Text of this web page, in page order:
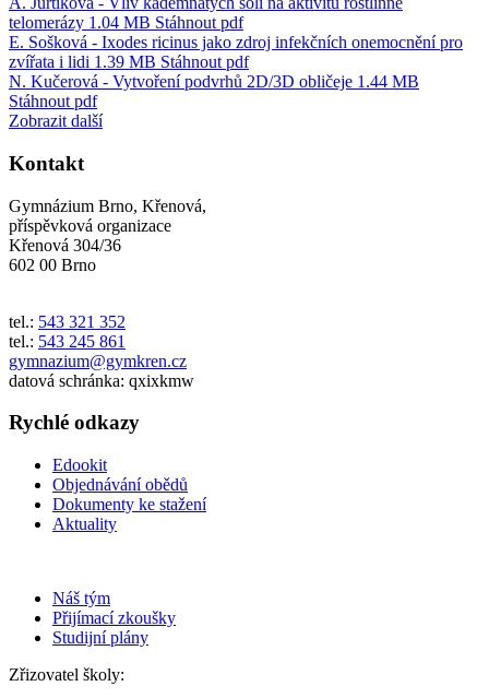
telomerázy 1.04 MB Stáhnout pdf
E. Sošková - Ixodes ricinus jako zdroj infekčních onemocnění pro
zvířata i lidi 1.39 MB Stáhnout pdf
N. Kučerová - Vytvoření podvrhů 2D/3D obličeje 1.44 MB
Stáhnout pdf
Zobrazit další
Kontakt
Gymnázium Brno, Křenová,
příspěvková organizace
Křenová 304/36
602 00 Brno
tel.: 543 321 352
tel.: 543 245 861
gymnazium@gymkren.cz
datová schránka: qxixkmw
Rychlé odkazy
Edookit
Objednávání obědů
Dokumenty ke stažení
Aktuality
Náš tým
Přijímací zkoušky
Studijní plány
Zřizovatel školy: